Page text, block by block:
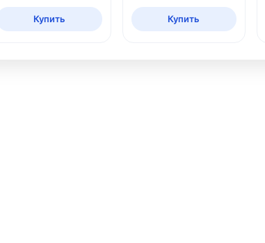
Купить Купить